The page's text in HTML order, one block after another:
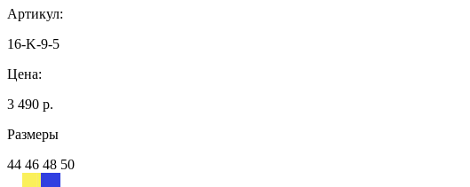
Артикул:
16-K-9-5
Цена:
3 490 р.
Размеры
44 46 48 50